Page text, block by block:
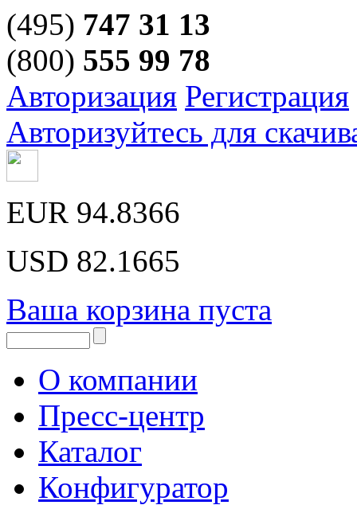
(495) 747 31 13
(800) 555 99 78
Авторизация Регистрация
Авторизуйтесь для
EUR 94.8366
USD 82.1665
Ваша корзина пуста
О компании
Пресс-центр
Каталог
Конфигуратор